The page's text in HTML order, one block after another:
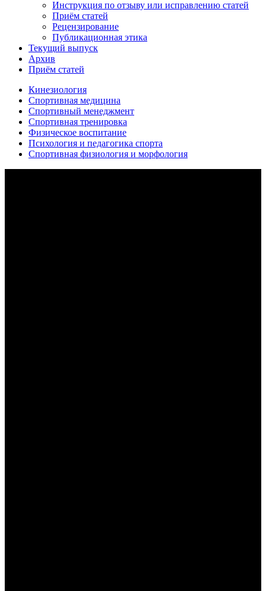
Инструкция по отзыву или исправлению статей
Приём статей
Рецензирование
Публикационная этика
Текущий выпуск
Архив
Приём статей
Кинезиология
Спортивная медицина
Спортивный менеджмент
Спортивная тренировка
Физическое воспитание
Психология и педагогика спорта
Спортивная физиология и морфология